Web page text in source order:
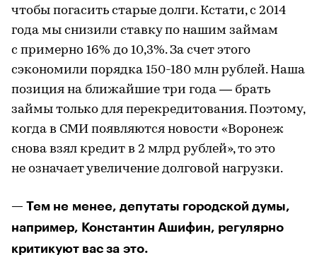
чтобы погасить старые долги. Кстати, с 2014
года мы снизили ставку по нашим займам
с примерно 16% до 10,3%. За счет этого
сэкономили порядка 150-180 млн рублей. Наша
позиция на ближайшие три года — брать
займы только для перекредитования. Поэтому,
когда в СМИ появляются новости «Воронеж
снова взял кредит в 2 млрд рублей», то это
не означает увеличение долговой нагрузки.
— Тем не менее, депутаты городской думы,
например, Константин Ашифин, регулярно
критикуют вас за это.